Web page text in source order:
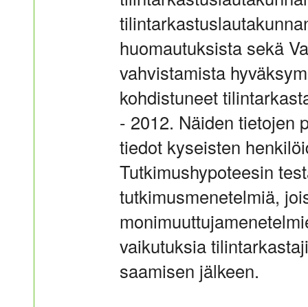
huomautuksista sekä
vahvistamista
kohdistuneet
- 2012. Näiden tietojen
tiedot kyseisten
Tutkimushypoteesin
tutkimusmenetelmiä,
vaikutuksia
saamisen jälkeen.